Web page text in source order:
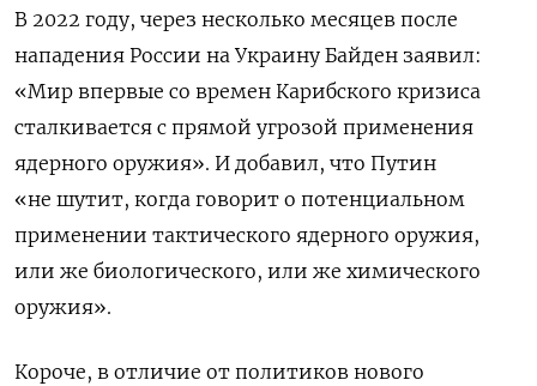
В 2022 году, через несколько месяцев после
нападения России на Украину Байден заявил:
«Мир впервые со времен Карибского кризиса
сталкивается с прямой угрозой применения
ядерного оружия». И добавил, что Путин
«не шутит, когда говорит о потенциальном
применении тактического ядерного оружия,
или же биологического, или же химического
оружия».
Короче, в отличие от политиков нового